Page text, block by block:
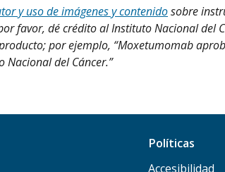
y uso de imágenes y contenidosobre
favor, dé crédito al Instituto Nacional del
por ejemplo, “Moxetumomab
del Cáncer.”
Políticas
Accesibilidad